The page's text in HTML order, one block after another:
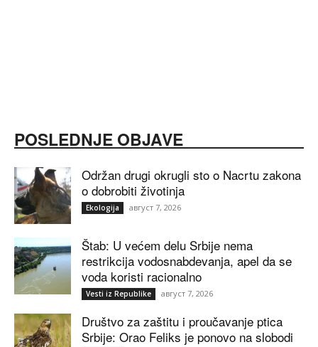
POSLEDNJE OBJAVE
Održan drugi okrugli sto o Nacrtu zakona
o dobrobiti životinja
Ekologija август 7, 2026
Štab: U većem delu Srbije nema
restrikcija vodosnabdevanja, apel da se
voda koristi racionalno
Vesti iz Republike август 7, 2026
Društvo za zaštitu i proučavanje ptica
Srbije: Orao Feliks je ponovo na slobodi